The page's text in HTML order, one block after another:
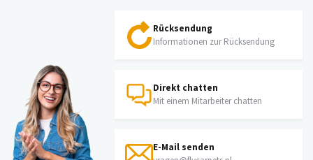
Rücksendung
Informationen zur Rücksendung
Direkt chatten
Mit einem Mitarbeiter chatten
E-Mail senden